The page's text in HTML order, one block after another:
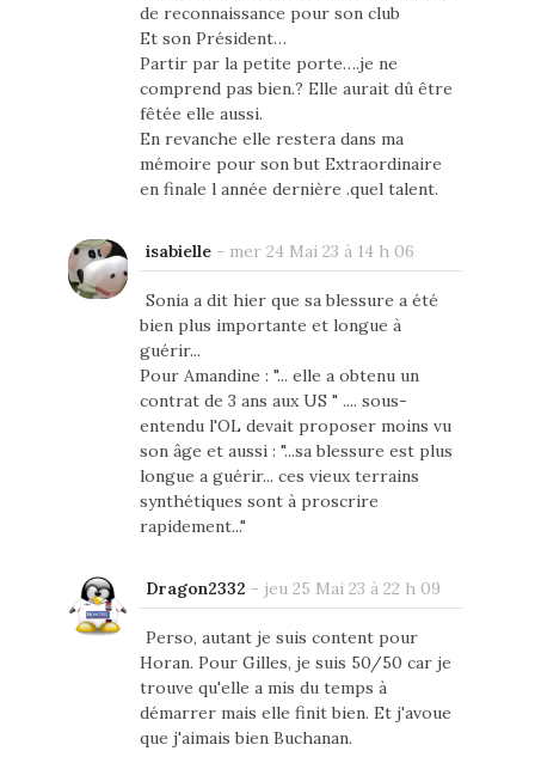
de reconnaissance pour son club
Et son Président…
Partir par la petite porte….je ne
comprend pas bien.? Elle aurait dû être
fêtée elle aussi.
En revanche elle restera dans ma
mémoire pour son but Extraordinaire
en finale l année dernière .quel talent.
isabielle- mer 24 Mai 23 à 14 h 06
Sonia a dit hier que sa blessure a été
bien plus importante et longue à
guérir...
Pour Amandine : "... elle a obtenu un
contrat de 3 ans aux US " .... sous-
entendu l'OL devait proposer moins vu
son âge et aussi : "...sa blessure est plus
longue a guérir... ces vieux terrains
synthétiques sont à proscrire
rapidement..."
Dragon2332 - jeu 25 Mai 23 à 22 h 09
Perso, autant je suis content pour
Horan. Pour Gilles, je suis 50/50 car je
trouve qu'elle a mis du temps à
démarrer mais elle finit bien. Et j'avoue
que j'aimais bien Buchanan.